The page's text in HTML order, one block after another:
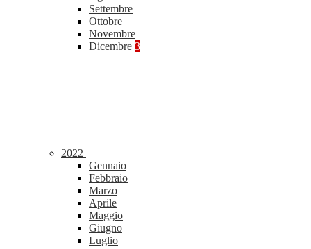
Settembre
Ottobre
Novembre
Dicembre 3
2022
Gennaio
Febbraio
Marzo
Aprile
Maggio
Giugno
Luglio